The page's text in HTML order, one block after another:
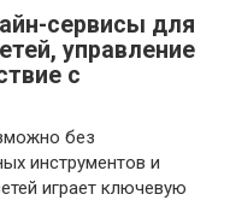
сервисы для
управление
с
без
инструментов и
играет ключевую